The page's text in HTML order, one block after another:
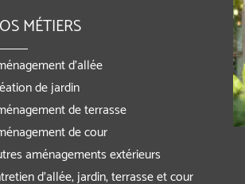
MÉTIERS
d’allée
de jardin
de terrasse
de cour
aménagements extérieurs
d’allée, jardin, terrasse et cour